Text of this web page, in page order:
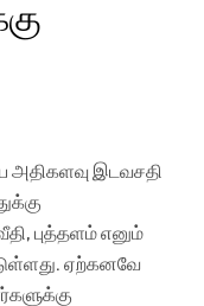
அதிகளவு இடவசதி
புத்தளம் எனும்
ஏற்கனவே